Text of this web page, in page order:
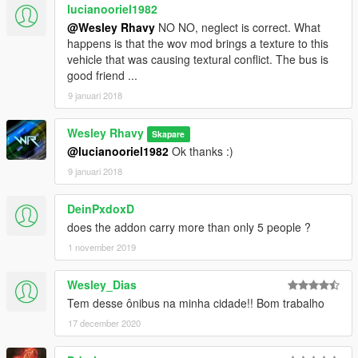
7ª: Drag into the OpenIV
8ª: Close OpenIV and enter the game
9ª: Ready. Now you just have to open the 'Trainer' and select
the Dashound or find it somewhere!!
--------------------------------------------------------------------------------
-----------------------------------------------------
--(PT-BR)--
Este é um modelo de um ônibus brasileiro da empresa
"Pássaro Verde", no qual retratamos o modelo executivo para
o
Grand Theft Auto V (GTAV)
--Créditos--
Este modelo de ônibus possui direitos autorais de: "Vagner-Zn"
não utilize-o em qualquer projeto sem autorização do mesmo!!!
Agradeço ao "Vagner-Zn" por ter concedido a autorização para
eu reutiliza-lo em meu projeto!!!
Página do Vagner-Zn: http://www.vagnerzn.com.br/
*gameconfing.xml atualizado
lucianooriel1982
@Wesley Rhavy NO NO, neglect is correct. What
happens is that the wov mod brings a texture to this
vehicle that was causing textural conflict. The bus is
good friend ...
9 januari 2018
Wesley Rhavy Skapare
@lucianooriel1982 Ok thanks :)
9 januari 2018
DeinPxdoxD
does the addon carry more than only 5 people ?
1 november 2019
Wesley_Dias
Tem desse ônibus na minha cidade!! Bom trabalho
17 december 2020